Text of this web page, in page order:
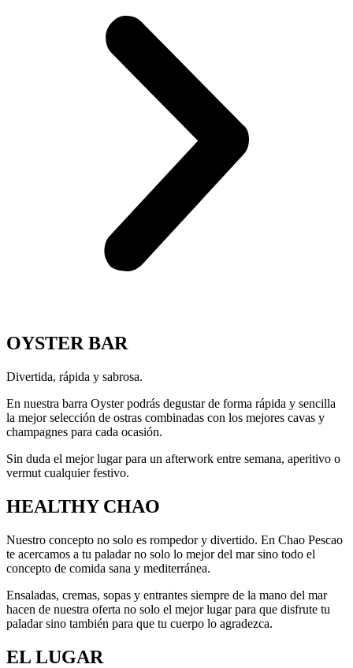
OYSTER BAR
Divertida, rápida y sabrosa.
En nuestra barra Oyster podrás degustar de forma rápida y sencilla
la mejor selección de ostras combinadas con los mejores cavas y
champagnes para cada ocasión.
Sin duda el mejor lugar para un afterwork entre semana, aperitivo o
vermut cualquier festivo.
HEALTHY CHAO
Nuestro concepto no solo es rompedor y divertido. En Chao Pescao
te acercamos a tu paladar no solo lo mejor del mar sino todo el
concepto de comida sana y mediterránea.
Ensaladas, cremas, sopas y entrantes siempre de la mano del mar
hacen de nuestra oferta no solo el mejor lugar para que disfrute tu
paladar sino también para que tu cuerpo lo agradezca.
EL LUGAR